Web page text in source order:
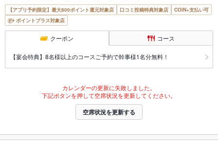
【アプリ予約限定】最大800ポイント還元対象店 口コミ投稿特典対象店
COIN+支払い可
ポイントプラス対象店
クーポン コース
【宴会特典】8名様以上のコースご予約で幹事様1名分無料！
カレンダーの更新に失敗しました。
下記ボタンを押して空席状況を更新してください。
空席状況を更新する